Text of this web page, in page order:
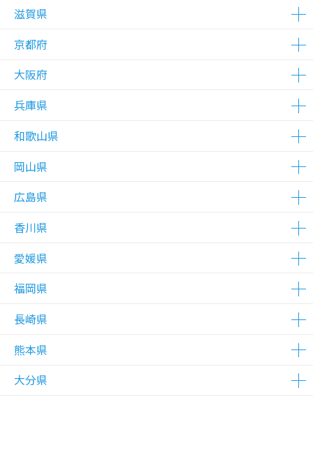
△在庫わずか
△在庫わずか
△在庫わずか
△在庫わずか
△在庫わずか
滋賀県
△在庫わずか
京都府
△在庫わずか
大阪府
△在庫わずか
△在庫わずか
△在庫わずか
△在庫わずか
△在庫わずか
△在庫わずか
△在庫わずか
兵庫県
△在庫わずか
△在庫わずか
△在庫わずか
△在庫わずか
和歌山県
△在庫わずか
岡山県
△在庫わずか
広島県
△在庫わずか
香川県
△在庫わずか
愛媛県
△在庫わずか
福岡県
△在庫わずか
長崎県
△在庫わずか
熊本県
大分県